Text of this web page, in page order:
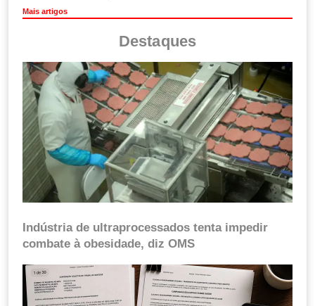
Mais artigos
Destaques
Indústria de ultraprocessados tenta impedir
combate à obesidade, diz OMS